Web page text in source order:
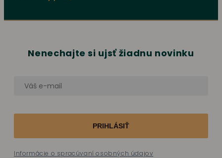
Nenechajte si ujsť žiadnu novinku
PRIHLÁSIŤ
Informácie o spracúvaní osobných údajov